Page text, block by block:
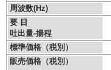
周波数(Hz)
要 目
吐出量-揚程
標準価格（税別）
販売価格（税別）